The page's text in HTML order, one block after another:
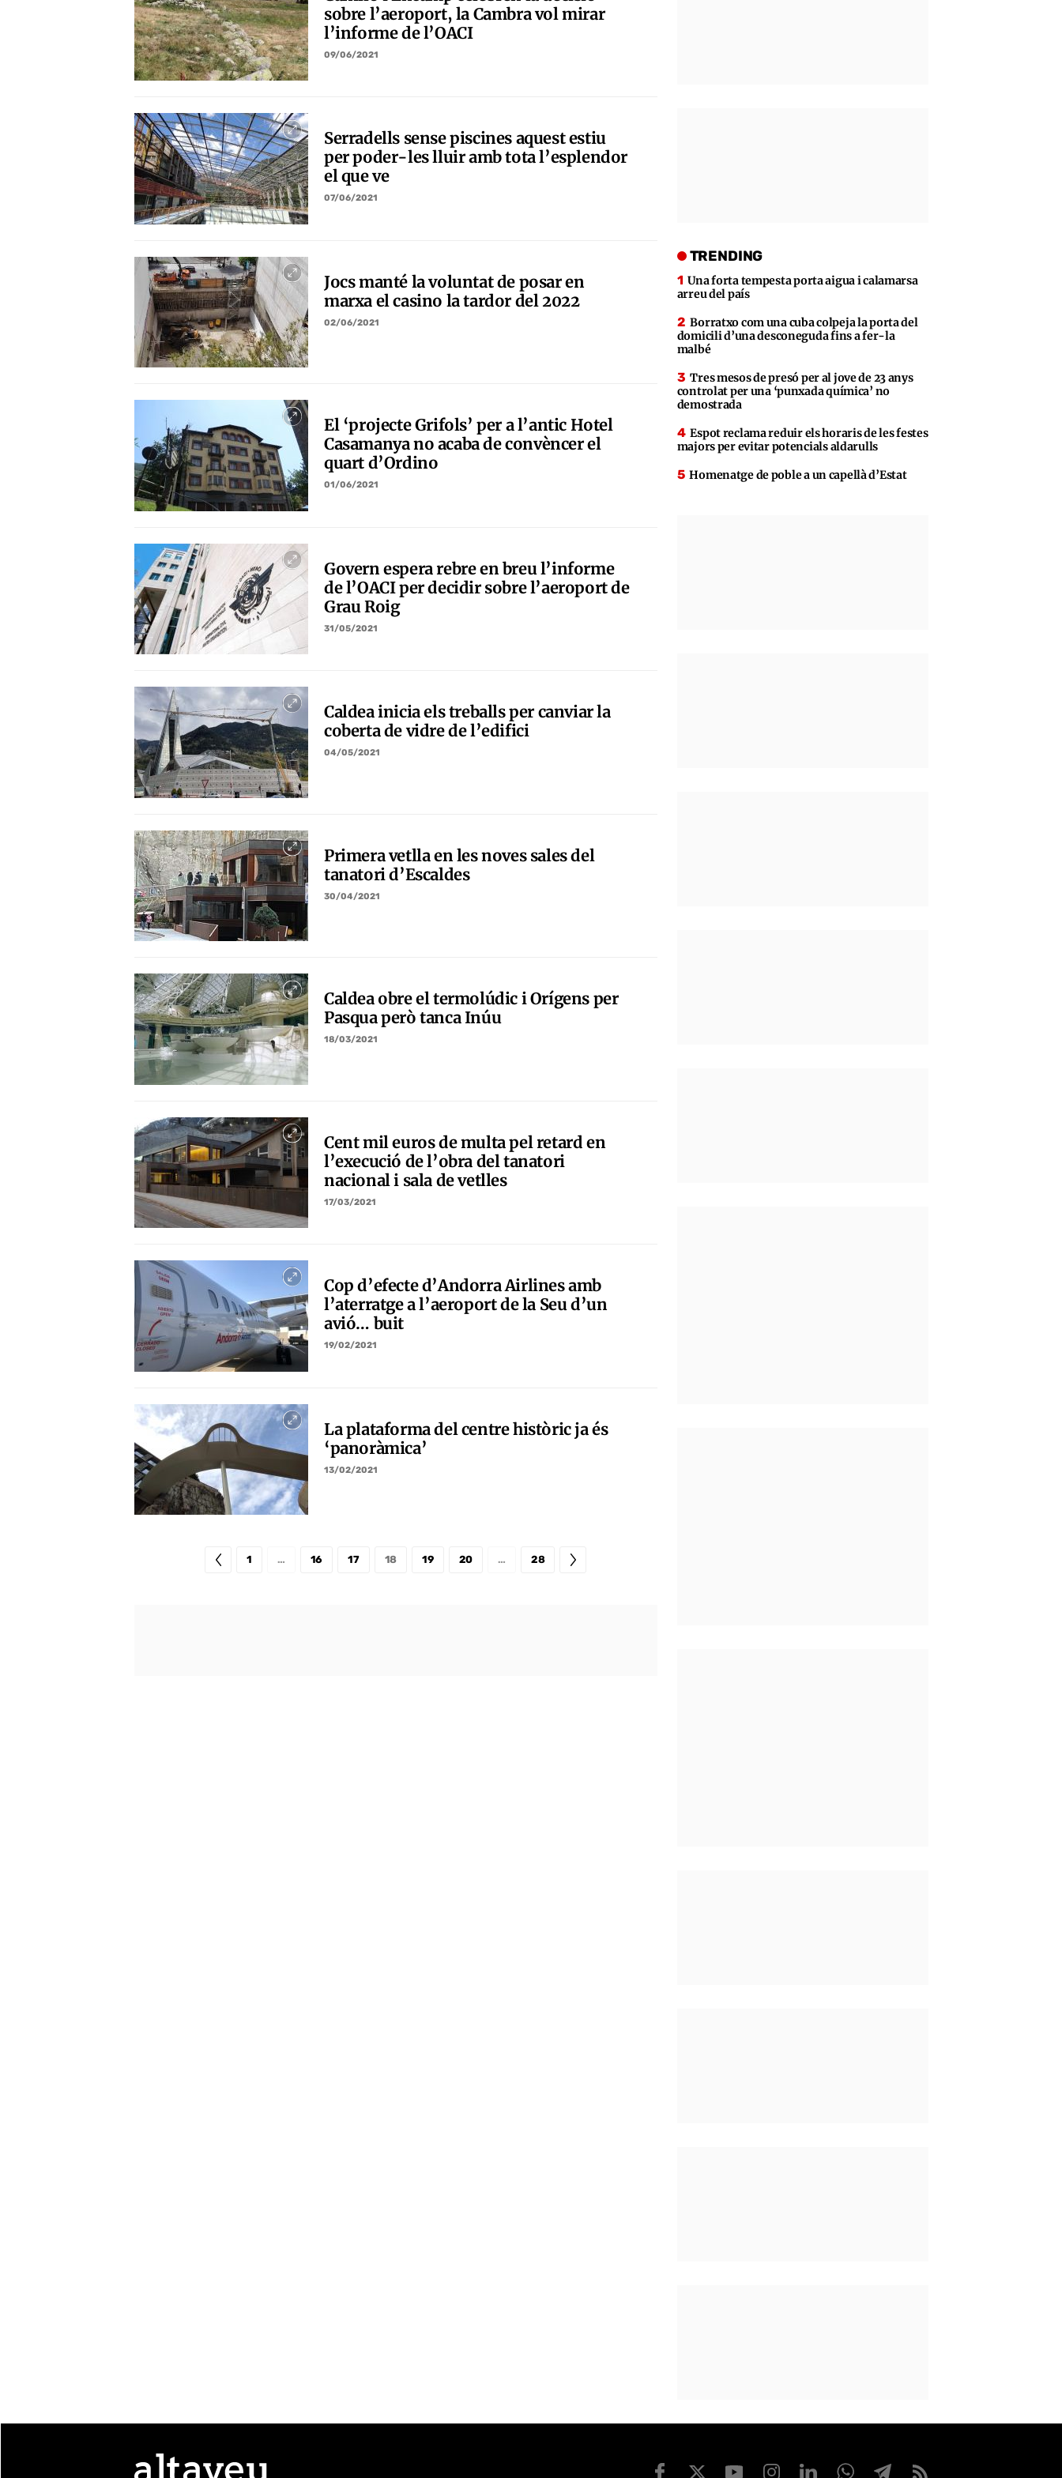
sobre l’aeroport, la Cambra vol mirar
l’informe de l’OACI
09/06/2021
Serradells sense piscines aquest estiu
per poder-les lluir amb tota l’esplendor
el que ve
07/06/2021
Jocs manté la voluntat de posar en
marxa el casino la tardor del 2022
02/06/2021
El ‘projecte Grifols’ per a l’antic Hotel
Casamanya no acaba de convèncer el
quart d’Ordino
01/06/2021
Govern espera rebre en breu l’informe
de l’OACI per decidir sobre l’aeroport de
Grau Roig
31/05/2021
Caldea inicia els treballs per canviar la
coberta de vidre de l’edifici
04/05/2021
Primera vetlla en les noves sales del
tanatori d’Escaldes
30/04/2021
Caldea obre el termolúdic i Orígens per
Pasqua però tanca Inúu
18/03/2021
Cent mil euros de multa pel retard en
l’execució de l’obra del tanatori
nacional i sala de vetlles
17/03/2021
Cop d’efecte d’Andorra Airlines amb
l’aterratge a l’aeroport de la Seu d’un
avió… buit
19/02/2021
La plataforma del centre històric ja és
‘panoràmica’
13/02/2021
1 … 16 17 18 19 20 … 28
TRENDING
Una forta tempesta porta aigua i calamarsa
arreu del país
Borratxo com una cuba colpeja la porta del
domicili d’una desconeguda fins a fer-la
malbé
Tres mesos de presó per al jove de 23 anys
controlat per una ‘punxada química’ no
demostrada
Espot reclama reduir els horaris de les festes
majors per evitar potencials aldarulls
Homenatge de poble a un capellà d’Estat